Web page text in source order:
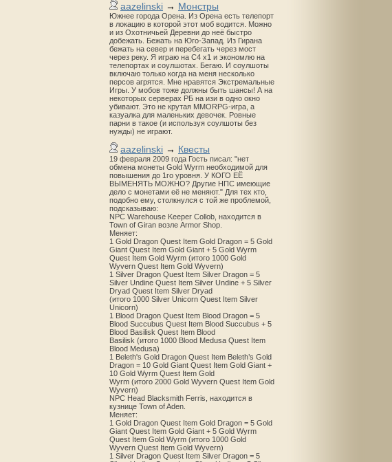
aazelinski → Монстры
Южнее города Орена. Из Орена есть телепорт
в локацию в которой этот моб водится. Можно
и из Охотничьей Деревни до неё быстро
добежать. Бежать на Юго-Запад. Из Гирана
бежать на север и перебегать через мост
через реку. Я играю на С4 х1 и экономлю на
телепортах и соулшотах. Бегаю. И соулшоты
включаю только когда на меня несколько
персов агрятся. Мне нравятся Экстремальные
Игры. У мобов тоже должны быть шансы! А на
некоторых серверах РБ на изи в одно окно
убивают. Это не крутая MMORPG-игра, а
казуалка для маленьких девочек. Ровные
парни в такое (и используя соулшоты без
нужды) не играют.
aazelinski → Квесты
19 февраля 2009 года Гость писал: "нет
обмена монеты Gold Wyrm необходимой для
повышения до 1го уровня. У КОГО ЕЁ
ВЫМЕНЯТЬ МОЖНО? Другие НПС имеющие
дело с монетами её не меняют." Для тех кто,
подобно ему, столкнулся с той же проблемой,
подсказываю:
NPC Warehouse Keeper Collob, находится в
Town of Giran возле Armor Shop.
Меняет:
1 Gold Dragon Quest Item Gold Dragon = 5 Gold
Giant Quest Item Gold Giant + 5 Gold Wyrm
Quest Item Gold Wyrm (итого 1000 Gold
Wyvern Quest Item Gold Wyvern)
1 Silver Dragon Quest Item Silver Dragon = 5
Silver Undine Quest Item Silver Undine + 5 Silver
Dryad Quest Item Silver Dryad
(итого 1000 Silver Unicorn Quest Item Silver
Unicorn)
1 Blood Dragon Quest Item Blood Dragon = 5
Blood Succubus Quest Item Blood Succubus + 5
Blood Basilisk Quest Item Blood
Basilisk (итого 1000 Blood Medusa Quest Item
Blood Medusa)
1 Beleth's Gold Dragon Quest Item Beleth’s Gold
Dragon = 10 Gold Giant Quest Item Gold Giant +
10 Gold Wyrm Quest Item Gold
Wyrm (итого 2000 Gold Wyvern Quest Item Gold
Wyvern)
NPC Head Blacksmith Ferris, находится в
кузнице Town of Aden.
Меняет:
1 Gold Dragon Quest Item Gold Dragon = 5 Gold
Giant Quest Item Gold Giant + 5 Gold Wyrm
Quest Item Gold Wyrm (итого 1000 Gold
Wyvern Quest Item Gold Wyvern)
1 Silver Dragon Quest Item Silver Dragon = 5